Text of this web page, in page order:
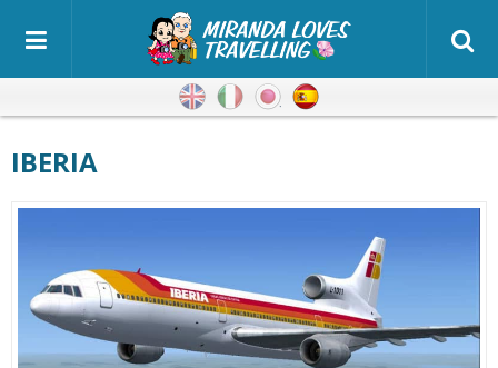
InglésItalianoJaponés
IBERIA